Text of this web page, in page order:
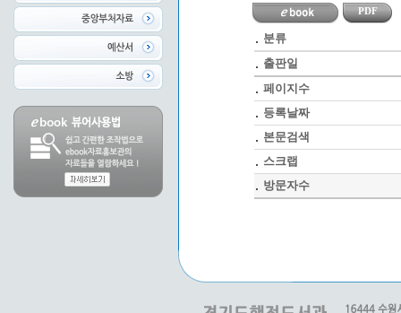
PDF
분류
출판일
페이지수
등록날짜
본문검색
스크랩
방문자수